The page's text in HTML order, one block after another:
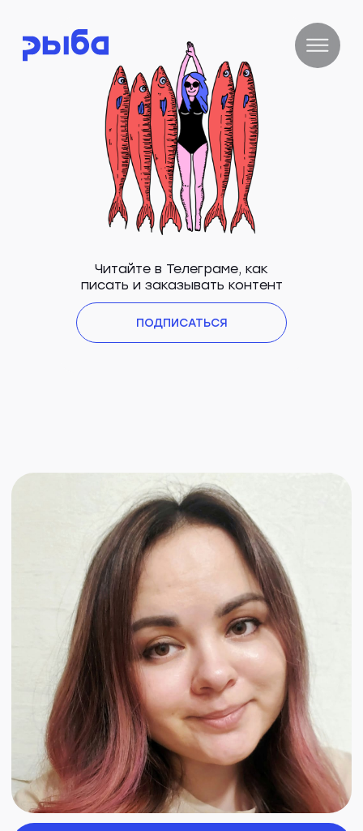
Читайте в Телеграме, как
писать и заказывать контент
ПОДПИСАТЬСЯ
Светлана
Гилимханова
Пишу тексты на любые темы,
подбираю изображения к статьям
или постам, могу опубликовать
материал.
Готовила контент для ЖК,
стоматологии, платформы
корпоративного страхования.
Больше всего нравится
почта телеграм